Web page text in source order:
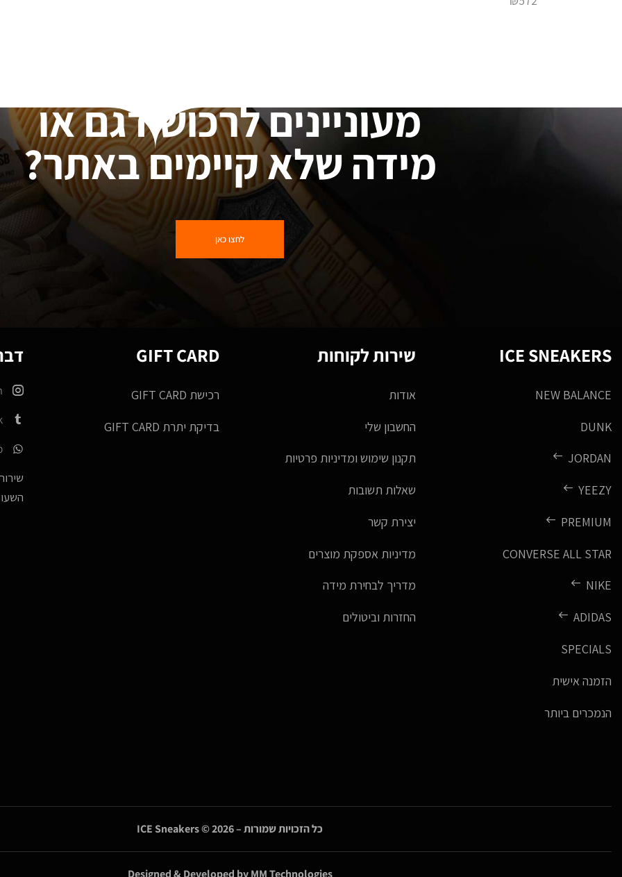
מעוניינים לרכוש דגם או
מידה שלא קיימים באתר?
לחצו כאן
ICE SNEAKERS
NEW BALANCE
DUNK
JORDAN
YEEZY
PREMIUM
CONVERSE ALL STAR
NIKE
ADIDAS
SPECIALS
הזמנה אישית
הנמכרים ביותר
שירות לקוחות
אודות
החשבון שלי
תקנון שימוש ומדיניות פרטיות
שאלות תשובות
יצירת קשר
מדיניות אספקת מוצרים
מדריך לבחירת מידה
החזרות וביטולים
GIFT CARD
רכישת GIFT CARD
בדיקת יתרת GIFT CARD
השעות
כל הזכויות שמורות – ICE Sneakers© 2026
Designed & Developed byMM Technologies